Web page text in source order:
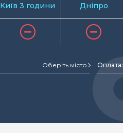
Київ 3 години Дніпро
Оберіть місто Оплата: